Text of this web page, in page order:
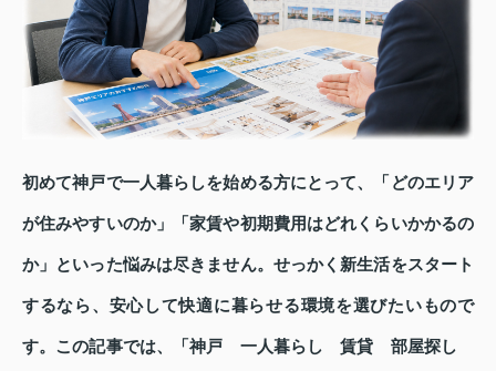
初めて神戸で一人暮らしを始める方にとって、「どのエリア
が住みやすいのか」「家賃や初期費用はどれくらいかかるの
か」といった悩みは尽きません。せっかく新生活をスタート
するなら、安心して快適に暮らせる環境を選びたいもので
す。この記事では、「神戸 一人暮らし 賃貸 部屋探し